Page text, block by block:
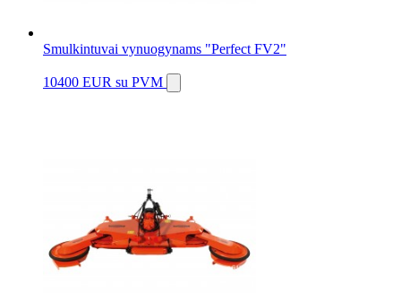
Smulkintuvai vynuogynams "Perfect FV2"
10400 EUR su PVM